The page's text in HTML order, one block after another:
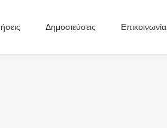
Δημοσιεύσεις Επικοινωνία